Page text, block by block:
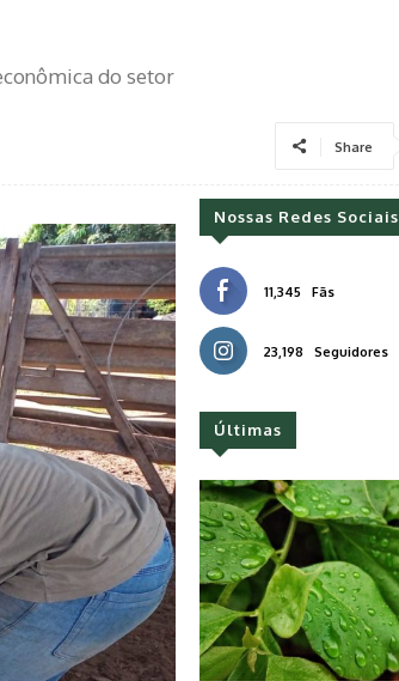
do setor
Share
Nossas Redes Sociais
11,345 Fãs
23,198 Seguidores
Últimas